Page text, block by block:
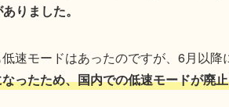
りました。
速モードはあったのですが、6月以降
ったため、国内での低速モードが廃